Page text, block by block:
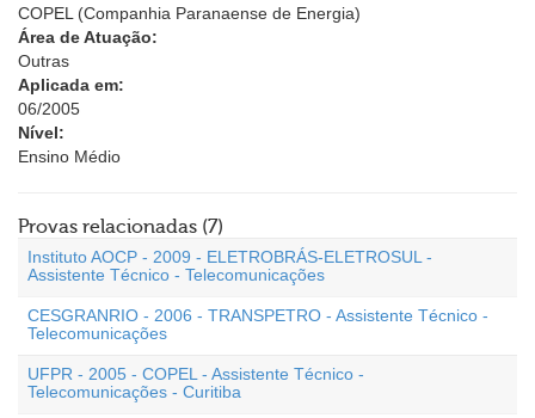
COPEL (Companhia Paranaense de Energia)
Área de Atuação:
Outras
Aplicada em:
06/2005
Nível:
Ensino Médio
Provas relacionadas (7)
Instituto AOCP - 2009 - ELETROBRÁS-ELETROSUL -
Assistente Técnico - Telecomunicações
CESGRANRIO - 2006 - TRANSPETRO - Assistente Técnico -
Telecomunicações
UFPR - 2005 - COPEL - Assistente Técnico -
Telecomunicações - Curitiba